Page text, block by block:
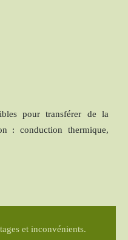
pour transférer de la
: conduction thermique,
et inconvénients.